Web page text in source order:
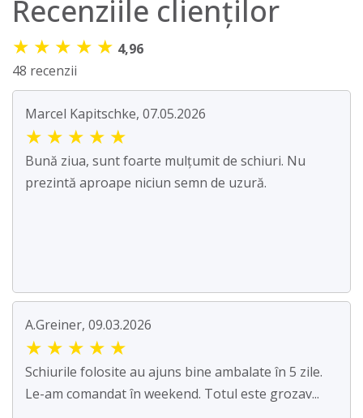
Recenziile clienților
★ ★ ★ ★ ★ 4,96
48 recenzii
Marcel Kapitschke, 07.05.2026
★ ★ ★ ★ ★
Bună ziua, sunt foarte mulțumit de schiuri. Nu
prezintă aproape niciun semn de uzură.
A.Greiner, 09.03.2026
★ ★ ★ ★ ★
Schiurile folosite au ajuns bine ambalate în 5 zile.
Le-am comandat în weekend. Totul este grozav...